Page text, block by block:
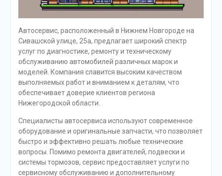
Автосервис, расположенный в Нижнем Новгороде на
Сивашской улице, 25а, предлагает широкий спектр
услуг по диагностике, ремонту и техническому
обслуживанию автомобилей различных марок и
моделей. Компания славится высоким качеством
выполняемых работ и вниманием к деталям, что
обеспечивает доверие клиентов региона
Нижегородской области.
Специалисты автосервиса используют современное
оборудование и оригинальные запчасти, что позволяет
быстро и эффективно решать любые технические
вопросы. Помимо ремонта двигателей, подвески и
системы тормозов, сервис предоставляет услуги по
сервисному обслуживанию и дополнительному